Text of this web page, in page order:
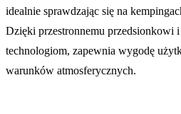
idealnie sprawdzając się na
Dzięki przestronnemu przedsionkowi
technologiom, zapewnia wygodę
warunków atmosferycznych.